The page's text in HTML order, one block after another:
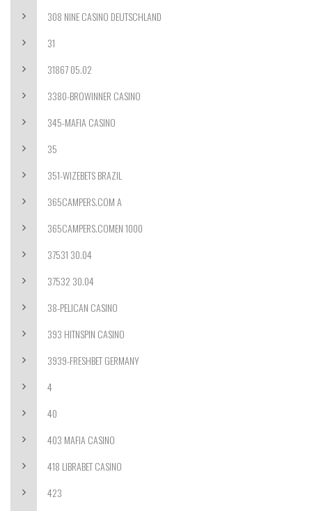
308 NINE CASINO DEUTSCHLAND
31
31867 05.02
3380-BROWINNER CASINO
345-MAFIA CASINO
35
351-WIZEBETS BRAZIL
365CAMPERS.COM A
365CAMPERS.COMEN 1000
37531 30.04
37532 30.04
38-PELICAN CASINO
393 HITNSPIN CASINO
3939-FRESHBET GERMANY
4
40
403 MAFIA CASINO
418 LIBRABET CASINO
423